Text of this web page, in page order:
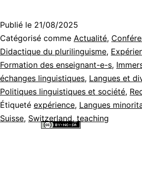
Publié le 21/08/2025
Catégorisé comme Actualité,
Didactique du plurilinguisme,
Formation des enseignant-e-s,
échanges linguistiques, Langues et
Politiques linguistiques et société,
Étiqueté expérience, Langues
Suisse, Switzerland, teaching